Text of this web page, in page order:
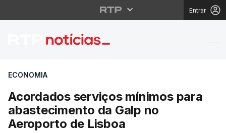
Entrar
Acordados serviços
ECONOMIA
Acordados serviços mínimos para
abastecimento da Galp no
Aeroporto de Lisboa